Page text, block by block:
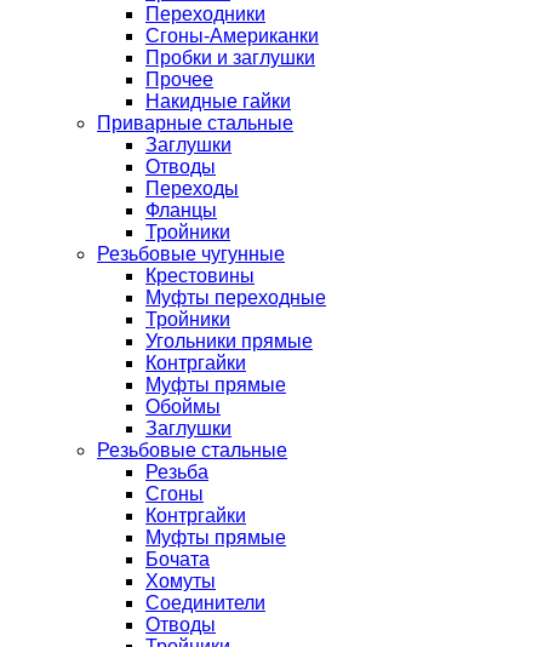
Переходники
Сгоны-Американки
Пробки и заглушки
Прочее
Накидные гайки
Приварные стальные
Заглушки
Отводы
Переходы
Фланцы
Тройники
Резьбовые чугунные
Крестовины
Муфты переходные
Тройники
Угольники прямые
Контргайки
Муфты прямые
Обоймы
Заглушки
Резьбовые стальные
Резьба
Сгоны
Контргайки
Муфты прямые
Бочата
Хомуты
Соединители
Отводы